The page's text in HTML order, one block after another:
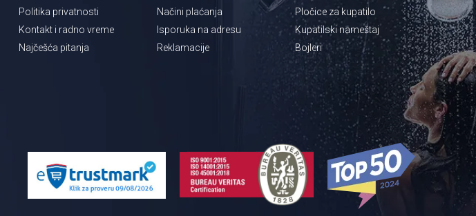
Politika privatnosti
Kontakt i radno vreme
Najčešća pitanja
Načini plaćanja
Isporuka na adresu
Reklamacije
Pločice za kupatilo
Kupatilski nameštaj
Bojleri